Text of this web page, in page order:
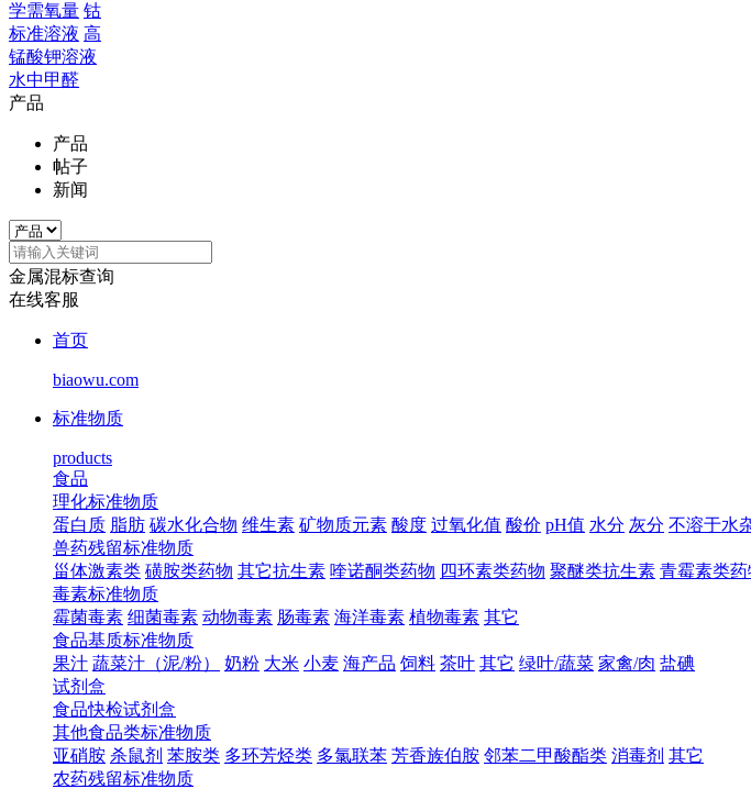
学需氧量 钴
标准溶液 高
锰酸钾溶液
水中甲醛
产品
产品
帖子
新闻
金属混标查询
在线客服
首页
biaowu.com
标准物质
products
食品
理化标准物质
蛋白质 脂肪 碳水化合物 维生素 矿物质元素 酸度 过氧化值 酸价 pH值 水分 灰分 不溶于水
兽药残留标准物质
甾体激素类 磺胺类药物 其它抗生素 喹诺酮类药物 四环素类药物 聚醚类抗生素 青霉素类药
毒素标准物质
霉菌毒素 细菌毒素 动物毒素 肠毒素 海洋毒素 植物毒素 其它
食品基质标准物质
果汁 蔬菜汁（泥/粉） 奶粉 大米 小麦 海产品 饲料 茶叶 其它 绿叶/蔬菜 家禽/肉 盐碘
试剂盒
食品快检试剂盒
其他食品类标准物质
亚硝胺 杀鼠剂 苯胺类 多环芳烃类 多氯联苯 芳香族伯胺 邻苯二甲酸酯类 消毒剂 其它
农药残留标准物质